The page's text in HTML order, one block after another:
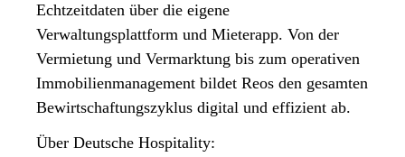
Echtzeitdaten über die eigene
Verwaltungsplattform und Mieterapp. Von der
Vermietung und Vermarktung bis zum operativen
Immobilienmanagement bildet Reos den gesamten
Bewirtschaftungszyklus digital und effizient ab.
Über Deutsche Hospitality: